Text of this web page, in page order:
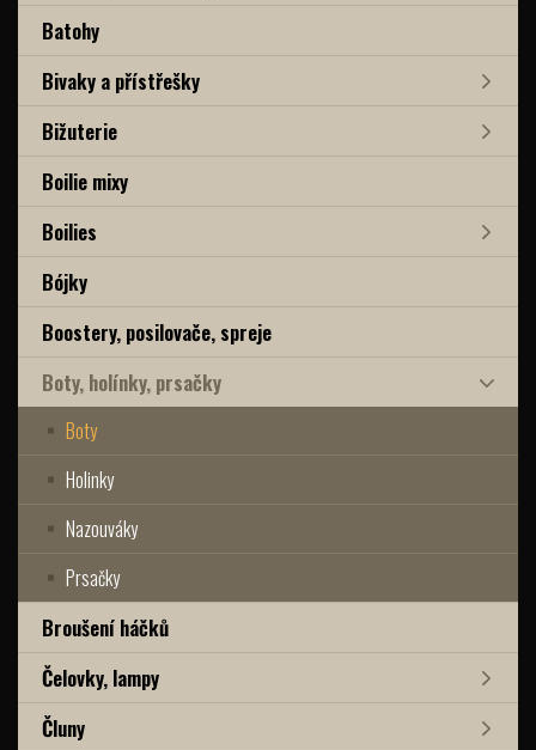
Batohy
Bivaky a přístřešky
Bižuterie
Boilie mixy
Boilies
Bójky
Boostery, posilovače, spreje
Boty, holínky, prsačky
Boty
Holinky
Nazouváky
Prsačky
Broušení háčků
Čelovky, lampy
Čluny